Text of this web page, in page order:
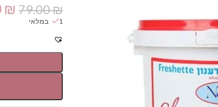
79.00₪
₪
1 במלאי